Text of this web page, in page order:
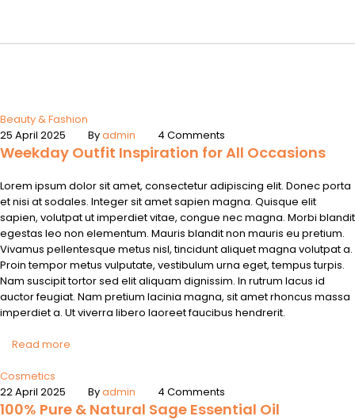
Beauty & Fashion
25 April 2025
Byadmin 4 Comments
Weekday Outfit Inspiration for All Occasions
Lorem ipsum dolor sit amet, consectetur adipiscing elit. Donec porta
et nisi at sodales. Integer sit amet sapien magna. Quisque elit
sapien, volutpat ut imperdiet vitae, congue nec magna. Morbi blandit
egestas leo non elementum. Mauris blandit non mauris eu pretium.
Vivamus pellentesque metus nisl, tincidunt aliquet magna volutpat a.
Proin tempor metus vulputate, vestibulum urna eget, tempus turpis.
Nam suscipit tortor sed elit aliquam dignissim. In rutrum lacus id
auctor feugiat. Nam pretium lacinia magna, sit amet rhoncus massa
imperdiet a. Ut viverra libero laoreet faucibus hendrerit.
Read more
Cosmetics
22 April 2025
Byadmin 4 Comments
100% Pure & Natural Sage Essential Oil